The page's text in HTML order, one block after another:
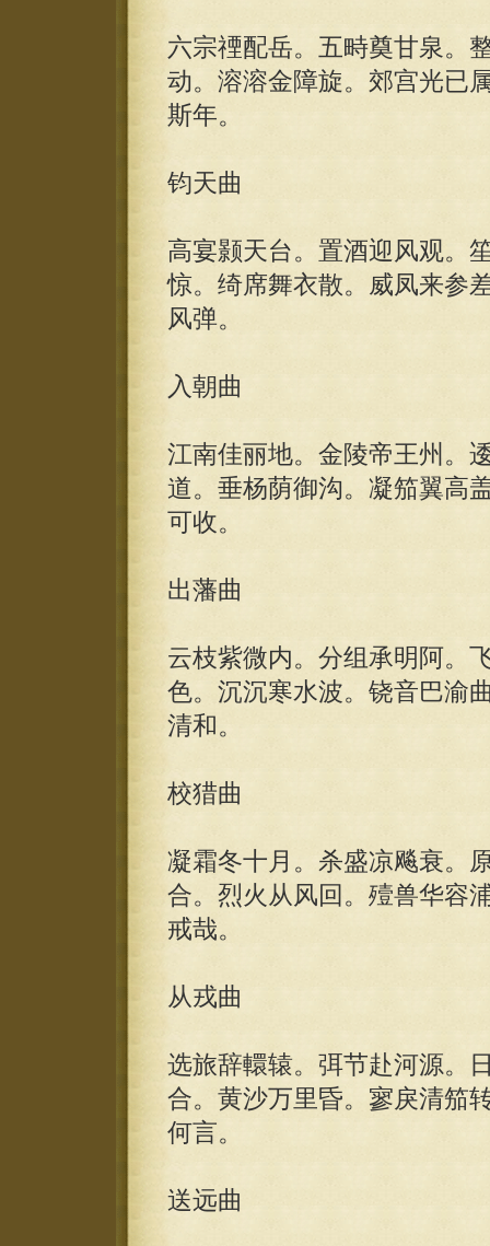
六宗禋配岳。五畤奠甘泉。
动。溶溶金障旋。郊宫光已
斯年。
钧天曲
高宴颢天台。置酒迎风观。
惊。绮席舞衣散。威凤来参
风弹。
入朝曲
江南佳丽地。金陵帝王州。
道。垂杨荫御沟。凝笳翼高
可收。
出藩曲
云枝紫微内。分组承明阿。
色。沉沉寒水波。铙音巴渝
清和。
校猎曲
凝霜冬十月。杀盛凉飚衰。
合。烈火从风回。殪兽华容
戒哉。
从戎曲
选旅辞轘辕。弭节赴河源。
合。黄沙万里昏。寥戾清笳
何言。
送远曲